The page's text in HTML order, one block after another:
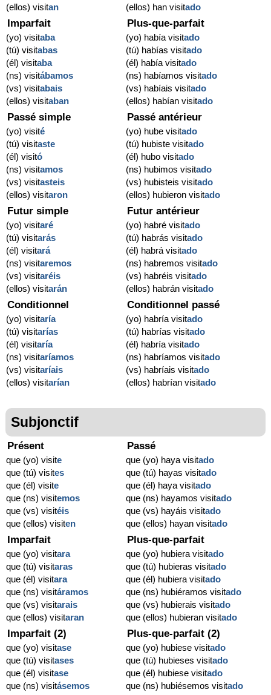
(ellos) visitan
(ellos) han visitado
Imparfait
(yo) visitaba
(tú) visitabas
(él) visitaba
(ns) visitábamos
(vs) visitabais
(ellos) visitaban
Plus-que-parfait
(yo) había visitado
(tú) habías visitado
(él) había visitado
(ns) habíamos visitado
(vs) habíais visitado
(ellos) habían visitado
Passé simple
(yo) visité
(tú) visitaste
(él) visitó
(ns) visitamos
(vs) visitasteis
(ellos) visitaron
Passé antérieur
(yo) hube visitado
(tú) hubiste visitado
(él) hubo visitado
(ns) hubimos visitado
(vs) hubisteis visitado
(ellos) hubieron visitado
Futur simple
(yo) visitaré
(tú) visitarás
(él) visitará
(ns) visitaremos
(vs) visitaréis
(ellos) visitarán
Futur antérieur
(yo) habré visitado
(tú) habrás visitado
(él) habrá visitado
(ns) habremos visitado
(vs) habréis visitado
(ellos) habrán visitado
Conditionnel
(yo) visitaría
(tú) visitarías
(él) visitaría
(ns) visitaríamos
(vs) visitaríais
(ellos) visitarían
Conditionnel passé
(yo) habría visitado
(tú) habrías visitado
(él) habría visitado
(ns) habríamos visitado
(vs) habríais visitado
(ellos) habrían visitado
Subjonctif
Présent
que (yo) visite
que (tú) visites
que (él) visite
que (ns) visitemos
que (vs) visitéis
que (ellos) visiten
Passé
que (yo) haya visitado
que (tú) hayas visitado
que (él) haya visitado
que (ns) hayamos visitado
que (vs) hayáis visitado
que (ellos) hayan visitado
Imparfait
que (yo) visitara
que (tú) visitaras
que (él) visitara
que (ns) visitáramos
que (vs) visitarais
que (ellos) visitaran
Plus-que-parfait
que (yo) hubiera visitado
que (tú) hubieras visitado
que (él) hubiera visitado
que (ns) hubiéramos visitado
que (vs) hubierais visitado
que (ellos) hubieran visitado
Imparfait (2)
que (yo) visitase
que (tú) visitases
que (él) visitase
que (ns) visitásemos
Plus-que-parfait (2)
que (yo) hubiese visitado
que (tú) hubieses visitado
que (él) hubiese visitado
que (ns) hubiésemos visitado